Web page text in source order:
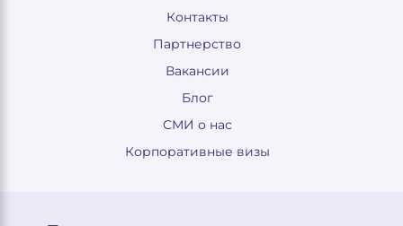
Контакты
Партнерство
Вакансии
Блог
СМИ о нас
Корпоративные визы